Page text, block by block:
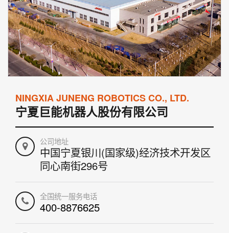
NINGXIA JUNENG ROBOTICS CO., LTD.
宁夏巨能机器人股份有限公司
公司地址
中国宁夏银川(国家级)经济技术开发区
同心南街296号
全国统一服务电话
400-8876625